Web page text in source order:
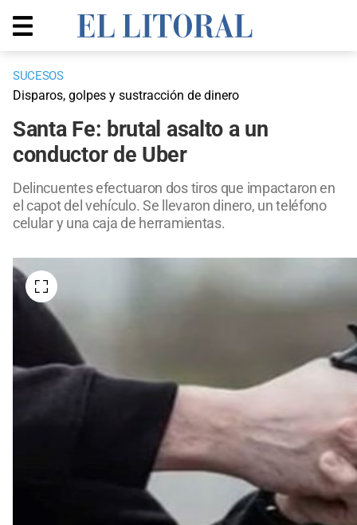
SUCESOS
Disparos, golpes y sustracción de dinero
Santa Fe: brutal asalto a un
conductor de Uber
Delincuentes efectuaron dos tiros que impactaron en
el capot del vehículo. Se llevaron dinero, un teléfono
celular y una caja de herramientas.